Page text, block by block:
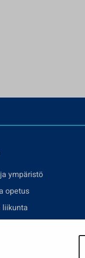
ympäristö
opetus
liikunta